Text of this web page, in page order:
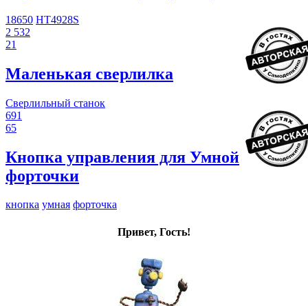
18650 HT4928S
2 532
21
Маленькая сверлилка
Сверлильный станок
691
65
Кнопка управления для Умной
форточки
кнопка умная форточка
Привет, Гость!